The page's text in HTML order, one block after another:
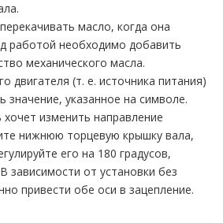
масло, когда она
работой необходимо добавить
механического масла.
двигателя (т. е. источника питания)
указанное на символе.
хочет изменить направление
нижнюю торцевую крышку вала,
его на 180 градусов,
зависимости от установки без
привести обе оси в зацепление.